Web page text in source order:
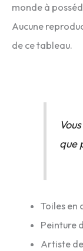
monde à
Aucune
de ce tableau.
que
Toiles en
Peinture
Artiste